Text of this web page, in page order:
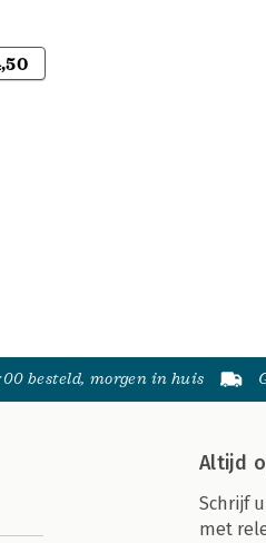
besteld, morgen in huis
Altijd
Schrijf
met